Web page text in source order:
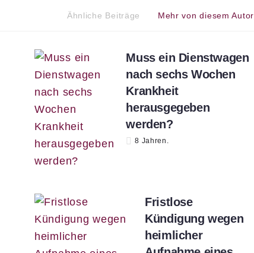
Ähnliche Beiträge Mehr von diesem Autor
Muss ein Dienstwagen
nach sechs Wochen
Krankheit
herausgegeben
werden?
8 Jahren.
Fristlose
Kündigung wegen
heimlicher